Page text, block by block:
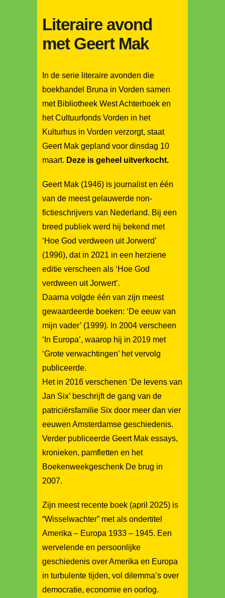
Literaire avond
met Geert Mak
In de serie literaire avonden die
boekhandel Bruna in Vorden samen
met Bibliotheek West Achterhoek en
het Cultuurfonds Vorden in het
Kulturhus in Vorden verzorgt, staat
Geert Mak gepland voor dinsdag 10
maart. Deze is geheel uitverkocht.
Geert Mak (1946) is journalist en één
van de meest gelauwerde non-
fictieschrijvers van Nederland. Bij een
breed publiek werd hij bekend met
‘Hoe God verdween uit Jorwerd’
(1996), dat in 2021 in een herziene
editie verscheen als ‘Hoe God
verdween uit Jorwert’.
Daarna volgde één van zijn meest
gewaardeerde boeken: ‘De eeuw van
mijn vader’ (1999). In 2004 verscheen
‘In Europa’, waarop hij in 2019 met
‘Grote verwachtingen’ het vervolg
publiceerde.
Het in 2016 verschenen ‘De levens van
Jan Six’ beschrijft de gang van de
patriciërsfamilie Six door meer dan vier
eeuwen Amsterdamse geschiedenis.
Verder publiceerde Geert Mak essays,
kronieken, pamfletten en het
Boekenweekgeschenk De brug in
2007.
Zijn meest recente boek (april 2025) is
“Wisselwachter” met als ondertitel
Amerika – Europa 1933 – 1945. Een
wervelende en persoonlijke
geschiedenis over Amerika en Europa
in turbulente tijden, vol dilemma’s over
democratie, economie en oorlog.